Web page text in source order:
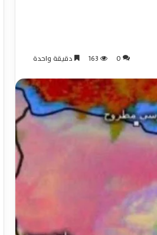
0
163 دقيقة واحدة